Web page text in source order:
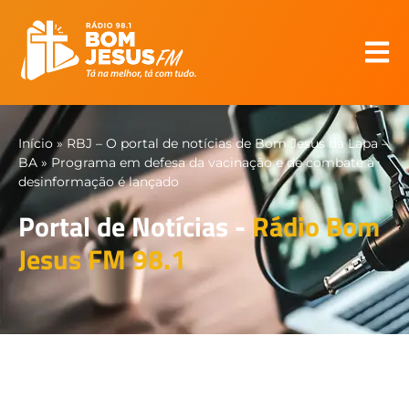
Início »RBJ – O portal de notícias de Bom Jesus da Lapa –
BA » Programa em defesa da vacinação e de combate à
desinformação é lançado
Portal de Notícias -Rádio Bom
Jesus FM 98.1